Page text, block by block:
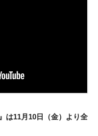
』は11月10日（金）より全